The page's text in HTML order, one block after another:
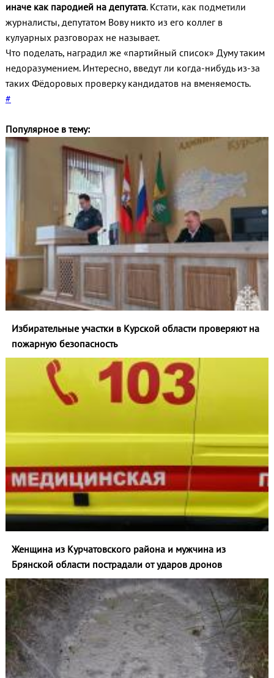
иначе как пародией на депутата. Кстати, как подметили
журналисты, депутатом Вову никто из его коллег в
кулуарных разговорах не называет.
Что поделать, наградил же «партийный список» Думу таким
недоразумением. Интересно, введут ли когда-нибудь из-за
таких Фёдоровых проверку кандидатов на вменяемость.
#
Популярное в тему:
Избирательные участки в Курской области проверяют на
пожарную безопасность
Женщина из Курчатовского района и мужчина из
Брянской области пострадали от ударов дронов